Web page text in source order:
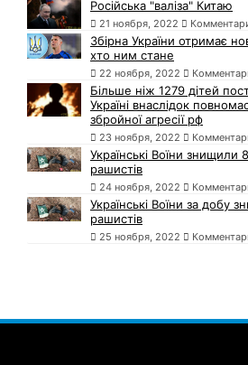
Російська "валіза" Китаю
21 ноября, 2022
Збірна України отримає
хто ним стане
22 ноября, 2022
Більше ніж 1279 дітей
Україні внаслідок
збройної агресії рф
23 ноября, 2022
Українські Воїни знищили
рашистів
24 ноября, 2022
Українські Воїни за добу
рашистів
25 ноября, 2022